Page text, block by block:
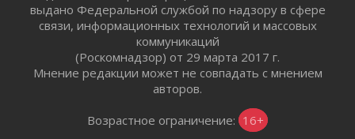
Готовность №1
02 августа 2026
Километровые столбы «Дороги жизни»
отправили на реставрацию
02 августа 2026
Ленобласть внедрила передовую подготовку
операторов БПЛА
02 августа 2026
выдано Федеральной службой по надзору в сфере
связи, информационных технологий и массовых
коммуникаций
(Роскомнадзор) от 29 марта 2017 г.
Мнение редакции может не совпадать с мнением
авторов.
Возрастное ограничение: 16+